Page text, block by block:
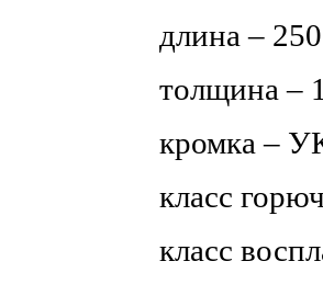
длина –
толщина –
кромка –
класс
класс